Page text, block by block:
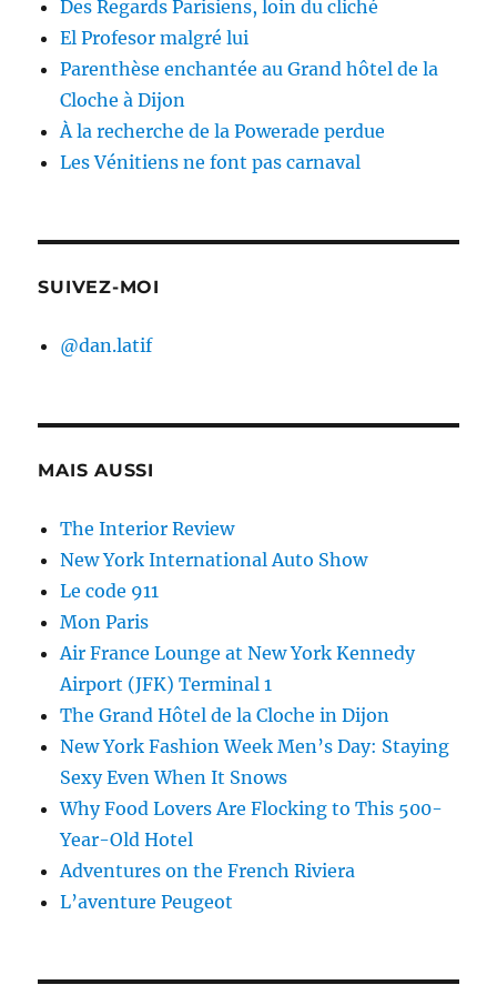
Des Regards Parisiens, loin du cliché
El Profesor malgré lui
Parenthèse enchantée au Grand hôtel de la
Cloche à Dijon
À la recherche de la Powerade perdue
Les Vénitiens ne font pas carnaval
SUIVEZ-MOI
@dan.latif
MAIS AUSSI
The Interior Review
New York International Auto Show
Le code 911
Mon Paris
Air France Lounge at New York Kennedy
Airport (JFK) Terminal 1
The Grand Hôtel de la Cloche in Dijon
New York Fashion Week Men’s Day: Staying
Sexy Even When It Snows
Why Food Lovers Are Flocking to This 500-
Year-Old Hotel
Adventures on the French Riviera
L’aventure Peugeot